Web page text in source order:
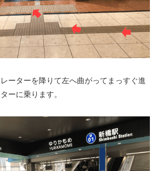
ーターを降りて左へ曲がってまっすぐ進
ーに乗ります。